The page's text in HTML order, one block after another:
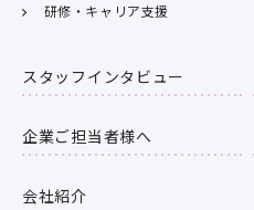
研修・キャリア支援
スタッフインタビュー
企業ご担当者様へ
会社紹介